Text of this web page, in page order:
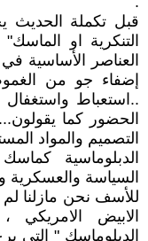
قبل تكملة الحديث
التنكرية او
العناصر الأساسية
إضفاء جو من
..استعباط
الحضور كما
التصميم والمواد
الدبلوماسية
السياسة والعسكرية
للأسف نحن مازلنا لم
الابيض
الدبلوماسك " التي